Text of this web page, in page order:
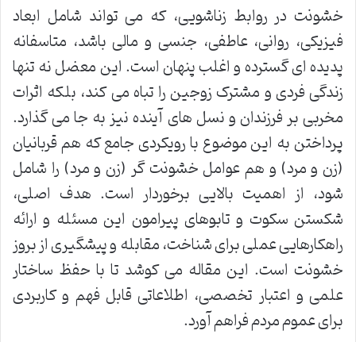
خشونت در روابط زناشویی، که می تواند شامل ابعاد
فیزیکی، روانی، عاطفی، جنسی و مالی باشد، متاسفانه
پدیده ای گسترده و اغلب پنهان است. این معضل نه تنها
زندگی فردی و مشترک زوجین را تباه می کند، بلکه اثرات
مخربی بر فرزندان و نسل های آینده نیز به جا می گذارد.
پرداختن به این موضوع با رویکردی جامع که هم قربانیان
(زن و مرد) و هم عوامل خشونت گر (زن و مرد) را شامل
شود، از اهمیت بالایی برخوردار است. هدف اصلی،
شکستن سکوت و تابوهای پیرامون این مسئله و ارائه
راهکارهایی عملی برای شناخت، مقابله و پیشگیری از بروز
خشونت است. این مقاله می کوشد تا با حفظ ساختار
علمی و اعتبار تخصصی، اطلاعاتی قابل فهم و کاربردی
برای عموم مردم فراهم آورد.